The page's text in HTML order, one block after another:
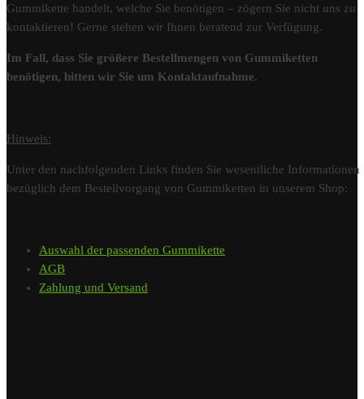
Gummikette handelt, welche Sie benötigen – zögern Sie nicht uns zu
kontaktieren! Gerne stehen wir Ihnen beratend zur Verfügung.
Im Fall, dass Sie größere Bestellmengen von Gummiketten
benötigen, bitten wir Sie um Kontaktaufnahme.
Hinweis:
Unter den nachfolgenden Links finden Sie wesentliche Informationen
bezüglich dem Bestellvorgang von Gummiketten in unserem Shop:
Auswahl der passenden Gummikette
AGB
Zahlung und Versand